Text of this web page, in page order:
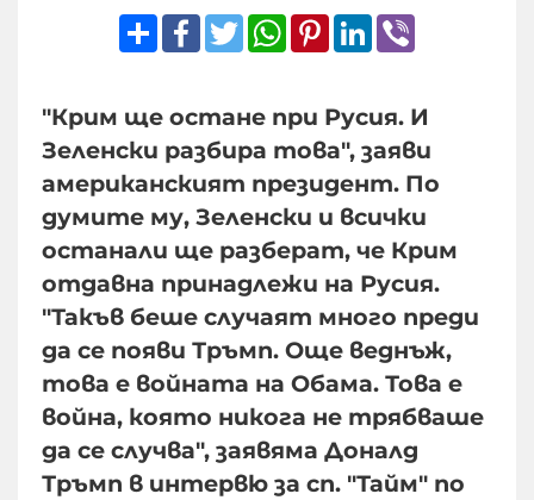
ShareFacebook
TwitterWhatsApp
Pinterest
LinkedIn
"Крим ще остане при Русия. И
Зеленски разбира това", заяви
американският президент. По
думите му, Зеленски и всички
останали ще разберат, че Крим
отдавна принадлежи на Русия.
"Такъв беше случаят много преди
да се появи Тръмп. Още веднъж,
това е войната на Обама. Това е
война, която никога не трябваше
да се случва", заявяма Доналд
Тръмп в интервю за сп. "Тайм" по